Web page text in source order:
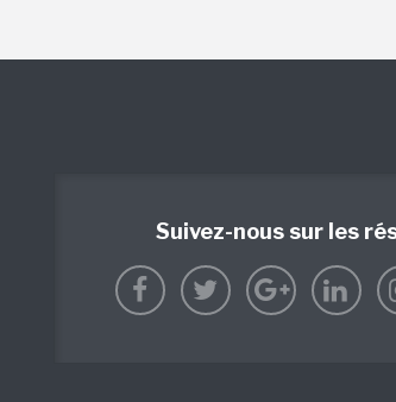
Suivez-nous sur les